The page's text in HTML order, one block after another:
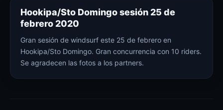
Hookipa/Sto Domingo sesión 25 de
febrero 2020
Gran sesión de windsurf este 25 de febrero en
Hookipa/Sto Domingo. Gran concurrencia con 10 riders.
Se agradecen las fotos a los partners.